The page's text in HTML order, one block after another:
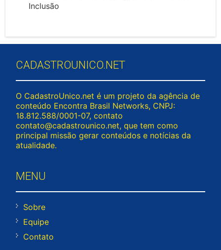
Inclusão
CADASTROUNICO.NET
O CadastroUnico.net é um projeto da agência de
conteúdo Encontra Brasil Networks, CNPJ:
18.812.588/0001-07, contato
contato@cadastrounico.net, que tem como
principal missão gerar conteúdos e notícias da
atualidade.
MENU
Sobre
Equipe
Contato